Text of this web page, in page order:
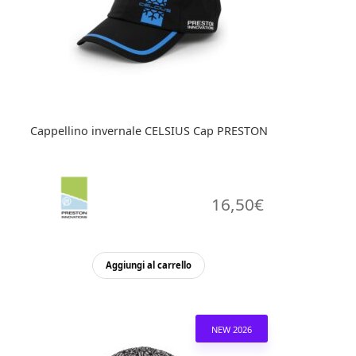
Cappellino invernale CELSIUS Cap PRESTON
16,50€
Aggiungi al carrello
NEW 2026